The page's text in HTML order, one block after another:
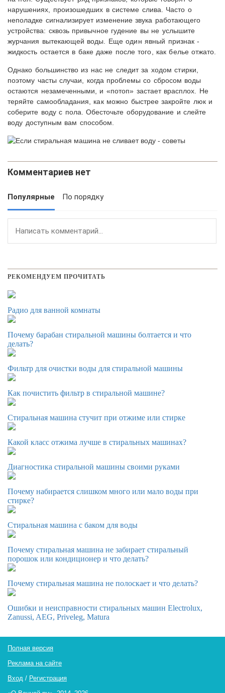
нарушениях, произошедших в системе слива. Часто о
неполадке сигнализирует изменение звука работающего
устройства: сквозь привычное гудение вы не услышите
журчания вытекающей воды. Еще один явный признак -
жидкость остается в баке даже после того, как белье отжато.
Однако большинство из нас не следит за ходом стирки,
поэтому часты случаи, когда проблемы со сбросом воды
остаются незамеченными, и «потоп» застает врасплох. Не
теряйте самообладания, как можно быстрее закройте люк и
соберите воду с пола. Обесточьте оборудование и слейте
воду доступным вам способом.
Комментариев нет
Популярные По порядку
РЕКОМЕНДУЕМ ПРОЧИТАТЬ
Радио для ванной комнаты
Почему барабан стиральной машины болтается и что
делать?
Фильтр для очистки воды для стиральной машины
Как почистить фильтр в стиральной машине?
Стиральная машина стучит при отжиме или стирке
Какой класс отжима лучше в стиральных машинах?
Диагностика стиральной машины своими руками
Почему набирается слишком много или мало воды при
стирке?
Стиральная машина с баком для воды
Почему стиральная машина не забирает стиральный
порошок или кондиционер и что делать?
Почему стиральная машина не полоскает и что делать?
Ошибки и неисправности стиральных машин Electrolux,
Zanussi, AEG, Priveleg, Matura
Полная версия
Реклама на сайте
Вход / Регистрация